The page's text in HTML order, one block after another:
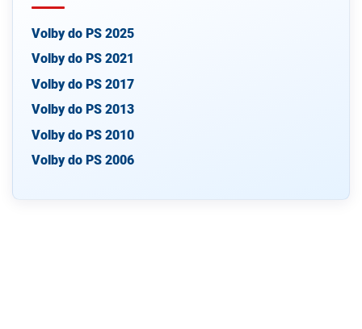
Volby do PS 2025
Volby do PS 2021
Volby do PS 2017
Volby do PS 2013
Volby do PS 2010
Volby do PS 2006